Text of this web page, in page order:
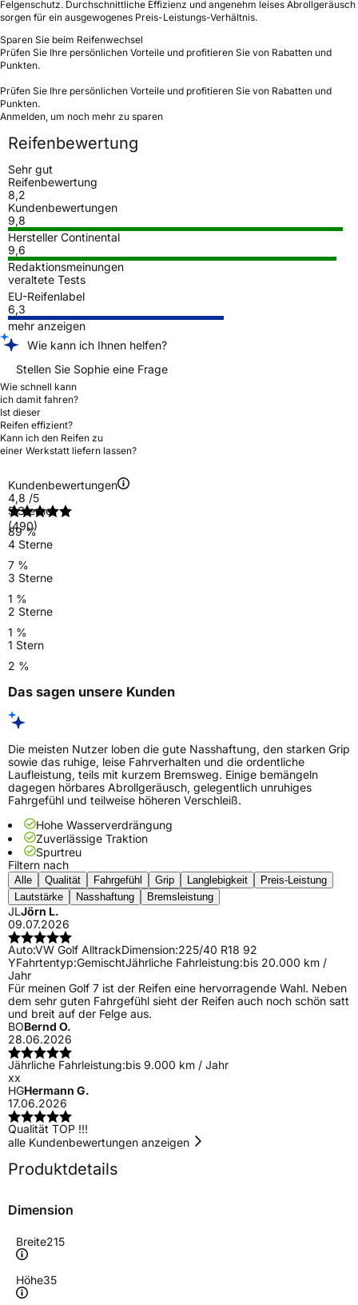
Felgenschutz. Durchschnittliche Effizienz und angenehm leises Abrollgeräusch
sorgen für ein ausgewogenes Preis-Leistungs-Verhältnis.
Sparen Sie beim Reifenwechsel
Prüfen Sie Ihre persönlichen Vorteile und profitieren Sie von Rabatten und
Punkten.
Prüfen Sie Ihre persönlichen Vorteile und profitieren Sie von Rabatten und
Punkten.
Anmelden, um noch mehr zu sparen
Reifenbewertung
Sehr gut
Reifenbewertung
8,2
Kundenbewertungen
9,8
Hersteller Continental
9,6
Redaktionsmeinungen
veraltete Tests
EU-Reifenlabel
6,3
mehr anzeigen
Wie kann ich Ihnen helfen?
Stellen Sie Sophie eine Frage
Wie schnell kann
ich damit fahren?
Ist dieser
Reifen effizient?
Kann ich den Reifen zu
einer Werkstatt liefern lassen?
Kundenbewertungen
4,8 /5
(490)
5 Sterne
89 %
4 Sterne
7 %
3 Sterne
1 %
2 Sterne
1 %
1 Stern
2 %
Das sagen unsere Kunden
Die meisten Nutzer loben die gute Nasshaftung, den starken Grip
sowie das ruhige, leise Fahrverhalten und die ordentliche
Laufleistung, teils mit kurzem Bremsweg. Einige bemängeln
dagegen hörbares Abrollgeräusch, gelegentlich unruhiges
Fahrgefühl und teilweise höheren Verschleiß.
Hohe Wasserverdrängung
Zuverlässige Traktion
Spurtreu
Filtern nach
Alle Qualität Fahrgefühl Grip Langlebigkeit
Preis-Leistung
Lautstärke
Nasshaftung Bremsleistung
JLJörn L.
09.07.2026
Auto:VW Golf AlltrackDimension:225/40 R18 92
YFahrtentyp:GemischtJährliche Fahrleistung:bis 20.000 km /
Jahr
Für meinen Golf 7 ist der Reifen eine hervorragende Wahl. Neben
dem sehr guten Fahrgefühl sieht der Reifen auch noch schön satt
und breit auf der Felge aus.
BOBernd O.
28.06.2026
Jährliche Fahrleistung:bis 9.000 km / Jahr
xx
HGHermann G.
17.06.2026
Qualität TOP !!!
alle Kundenbewertungen anzeigen
Produktdetails
Dimension
Breite215
Höhe35